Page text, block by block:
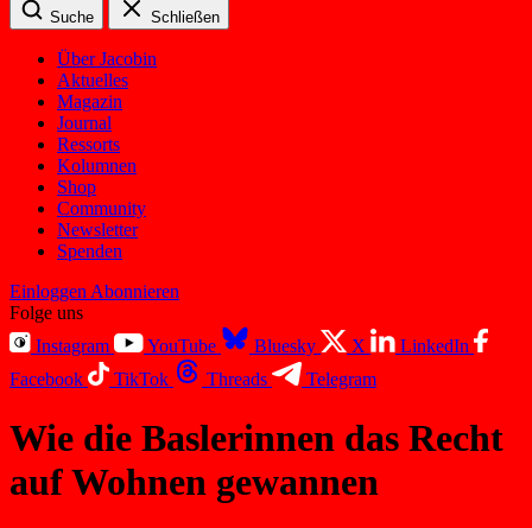
Suche Schließen
Über Jacobin
Aktuelles
Magazin
Journal
Ressorts
Kolumnen
Shop
Community
Newsletter
Spenden
Einloggen Abonnieren
Folge uns
Instagram
YouTube Bluesky X
LinkedIn
Facebook
TikTok Threads Telegram
Wie die Baslerinnen das Recht
auf Wohnen gewannen